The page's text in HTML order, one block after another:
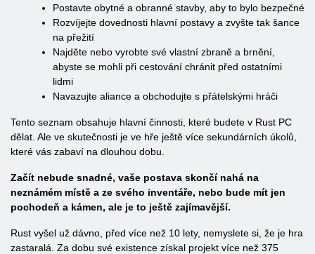
Postavte obytné a obranné stavby, aby to bylo bezpečné
Rozvíjejte dovednosti hlavní postavy a zvyšte tak šance
na přežití
Najděte nebo vyrobte své vlastní zbraně a brnění,
abyste se mohli při cestování chránit před ostatními
lidmi
Navazujte aliance a obchodujte s přátelskými hráči
Tento seznam obsahuje hlavní činnosti, které budete v Rust PC
dělat. Ale ve skutečnosti je ve hře ještě více sekundárních úkolů,
které vás zabaví na dlouhou dobu.
Začít nebude snadné, vaše postava skončí nahá na
neznámém místě a ze svého inventáře, nebo bude mít jen
pochodeň a kámen, ale je to ještě zajímavější.
Rust vyšel už dávno, před více než 10 lety, nemyslete si, že je hra
zastaralá. Za dobu své existence získal projekt více než 375